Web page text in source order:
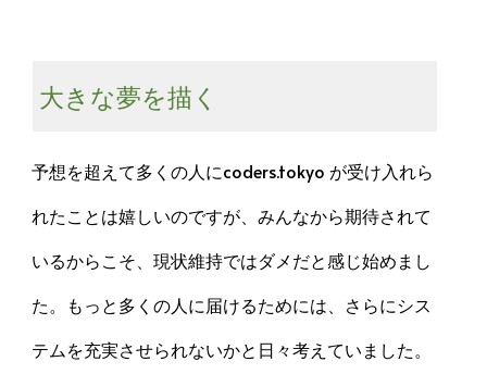
大きな夢を描く
予想を超えて多くの人にcoders.tokyo が受け入れら
れたことは嬉しいのですが、みんなから期待されて
いるからこそ、現状維持ではダメだと感じ始めまし
た。もっと多くの人に届けるためには、さらにシス
テムを充実させられないかと日々考えていました。